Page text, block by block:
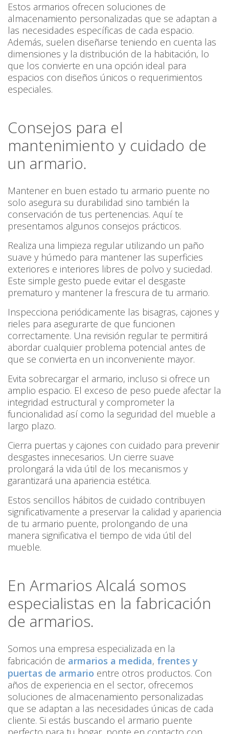
Estos armarios ofrecen soluciones de
almacenamiento personalizadas que se adaptan a
las necesidades específicas de cada espacio.
Además, suelen diseñarse teniendo en cuenta las
dimensiones y la distribución de la habitación, lo
que los convierte en una opción ideal para
espacios con diseños únicos o requerimientos
especiales.
Consejos para el
mantenimiento y cuidado de
un armario.
Mantener en buen estado tu armario puente no
solo asegura su durabilidad sino también la
conservación de tus pertenencias. Aquí te
presentamos algunos consejos prácticos.
Realiza una limpieza regular utilizando un paño
suave y húmedo para mantener las superficies
exteriores e interiores libres de polvo y suciedad.
Este simple gesto puede evitar el desgaste
prematuro y mantener la frescura de tu armario.
Inspecciona periódicamente las bisagras, cajones y
rieles para asegurarte de que funcionen
correctamente. Una revisión regular te permitirá
abordar cualquier problema potencial antes de
que se convierta en un inconveniente mayor.
Evita sobrecargar el armario, incluso si ofrece un
amplio espacio. El exceso de peso puede afectar la
integridad estructural y comprometer la
funcionalidad así como la seguridad del mueble a
largo plazo.
Cierra puertas y cajones con cuidado para prevenir
desgastes innecesarios. Un cierre suave
prolongará la vida útil de los mecanismos y
garantizará una apariencia estética.
Estos sencillos hábitos de cuidado contribuyen
significativamente a preservar la calidad y apariencia
de tu armario puente, prolongando de una
manera significativa el tiempo de vida útil del
mueble.
En Armarios Alcalá somos
especialistas en la fabricación
de armarios.
Somos una empresa especializada en la
fabricación de armarios a medida, frentes y
puertas de armario entre otros productos. Con
años de experiencia en el sector, ofrecemos
soluciones de almacenamiento personalizadas
que se adaptan a las necesidades únicas de cada
cliente. Si estás buscando el armario puente